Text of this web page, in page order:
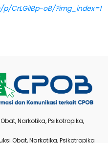
CrLGiIBp-oB/?img_index=1
Narkotika, Psikotropika,
Obat, Narkotika, Psikotropika